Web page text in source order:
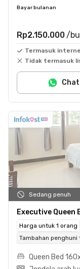
Bayar bulanan
Rp2.150.000 /
Termasuk
Tidak termasuk
Chat
Sedang penuh
Executive Queen
Harga untuk 1 orang
Tambahan
Queen Bed